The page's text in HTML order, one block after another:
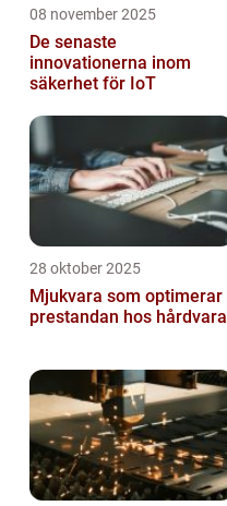
08 november 2025
De senaste
innovationerna inom
säkerhet för IoT
28 oktober 2025
Mjukvara som optimerar
prestandan hos hårdvara